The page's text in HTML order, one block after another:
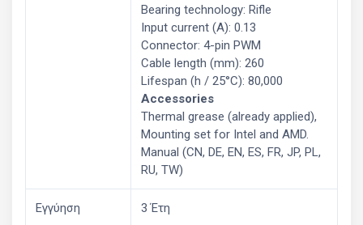
Bearing technology: Rifle
Input current (A): 0.13
Connector: 4-pin PWM
Cable length (mm): 260
Lifespan (h / 25°C): 80,000
Accessories
Thermal grease (already applied),
Mounting set for Intel and AMD.
Manual (CN, DE, EN, ES, FR, JP, PL,
RU, TW)
Εγγύηση 3 Έτη